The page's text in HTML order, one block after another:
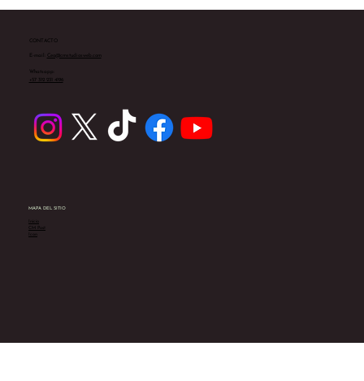
MAPA DEL SITIO
CM Post
CONTACTO
E-mail: Ceo@cmstudiosweb.com
Whatsapp:
+57 312 231 4196